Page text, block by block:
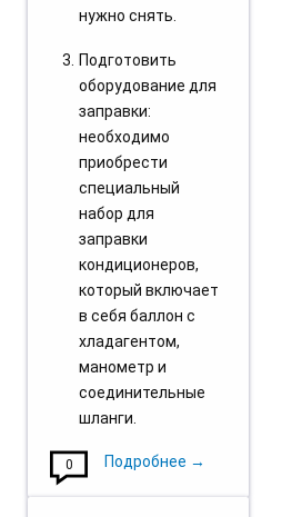
нужно снять.
Подготовить
оборудование для
заправки:
необходимо
приобрести
специальный
набор для
заправки
кондиционеров,
который включает
в себя баллон с
хладагентом,
манометр и
соединительные
шланги.
0 Подробнее →